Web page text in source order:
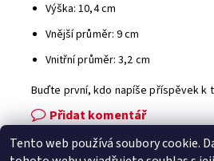
Výška: 10,4 cm
Vnější průměr: 9 cm
Vnitřní průměr: 3,2 cm
Buďte první, kdo napíše příspěvek k
Přidat komentář
Tento web používá soubory cookie.